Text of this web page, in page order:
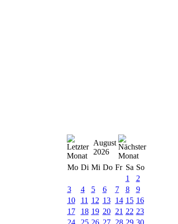
August
2026
Mo Di Mi Do Fr Sa So
1
2
3
4 5 6 7 8
9
10
11 12 13 14 15 16
17
18 19 20 21 22 23
24
25 26 27 28 29 30